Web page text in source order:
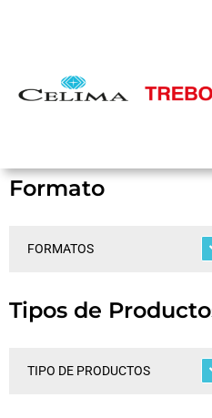
Formato
FORMATOS
Tipos de
TIPO DE PRODUCTOS